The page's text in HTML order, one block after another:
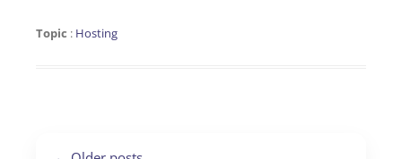
Topic : Hosting